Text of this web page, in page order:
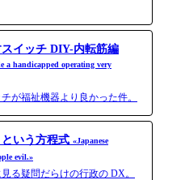
イッチ DIY-内転筋編
a handicapped operating very
が福祉機器より良かった件。
という方程式 «Japanese
evil.»
る疑問だらけの行政の DX。